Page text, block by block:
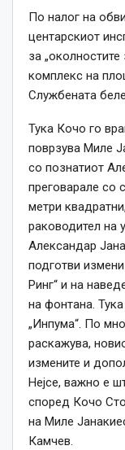
По налог на
центарскиот
за
комплекс на
Службената
Тука Кочо го
поврзува Миле
со познатиот
преговарале со
метри
раководител на
Александар
подготви
Ринг“ и на
на фонтана.
„Инпума“. По
раскажува,
измените и
Нејсе, важно е
според Кочо
на Миле
Камчев.